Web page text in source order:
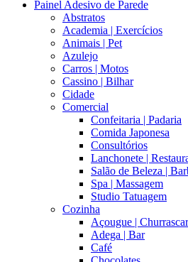
Painel Adesivo de Parede
Abstratos
Academia | Exercícios
Animais | Pet
Azulejo
Carros | Motos
Cassino | Bilhar
Cidade
Comercial
Confeitaria | Padaria
Comida Japonesa
Consultórios
Lanchonete |
Salão de Beleza |
Spa | Massagem
Studio Tatuagem
Cozinha
Açougue |
Adega | Bar
Café